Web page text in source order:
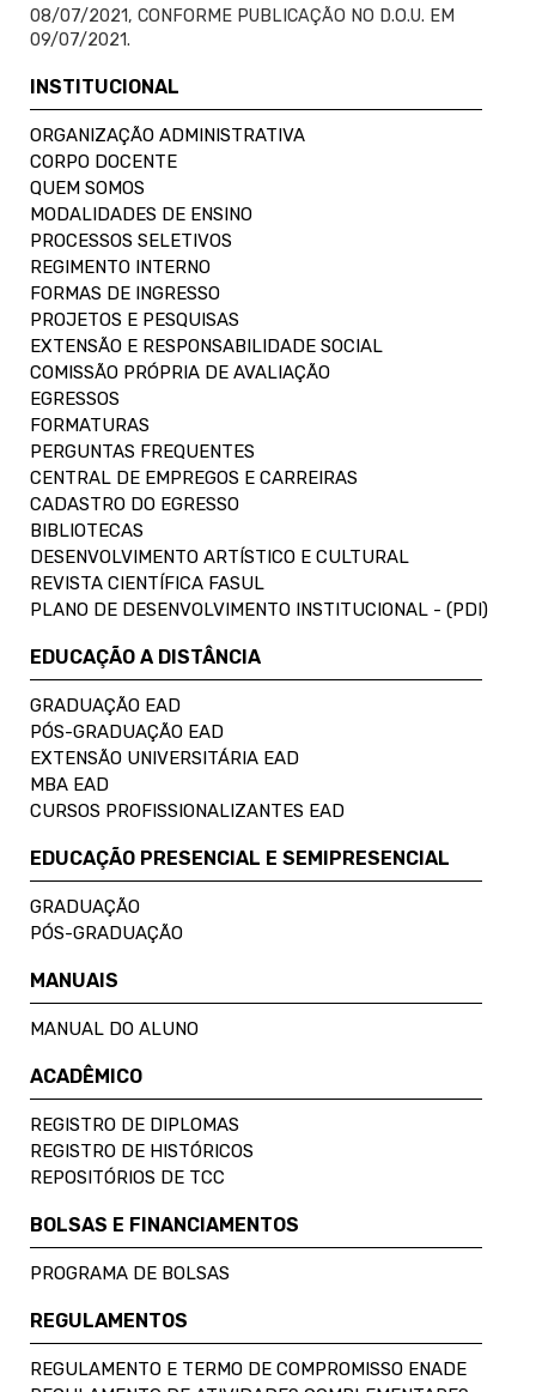
08/07/2021, CONFORME PUBLICAÇÃO NO D.O.U. EM
09/07/2021.
INSTITUCIONAL
ORGANIZAÇÃO ADMINISTRATIVA
CORPO DOCENTE
QUEM SOMOS
MODALIDADES DE ENSINO
PROCESSOS SELETIVOS
REGIMENTO INTERNO
FORMAS DE INGRESSO
PROJETOS E PESQUISAS
EXTENSÃO E RESPONSABILIDADE SOCIAL
COMISSÃO PRÓPRIA DE AVALIAÇÃO
EGRESSOS
FORMATURAS
PERGUNTAS FREQUENTES
CENTRAL DE EMPREGOS E CARREIRAS
CADASTRO DO EGRESSO
BIBLIOTECAS
DESENVOLVIMENTO ARTÍSTICO E CULTURAL
REVISTA CIENTÍFICA FASUL
PLANO DE DESENVOLVIMENTO INSTITUCIONAL - (PDI)
EDUCAÇÃO A DISTÂNCIA
GRADUAÇÃO EAD
PÓS-GRADUAÇÃO EAD
EXTENSÃO UNIVERSITÁRIA EAD
MBA EAD
CURSOS PROFISSIONALIZANTES EAD
EDUCAÇÃO PRESENCIAL E SEMIPRESENCIAL
GRADUAÇÃO
PÓS-GRADUAÇÃO
MANUAIS
MANUAL DO ALUNO
ACADÊMICO
REGISTRO DE DIPLOMAS
REGISTRO DE HISTÓRICOS
REPOSITÓRIOS DE TCC
BOLSAS E FINANCIAMENTOS
PROGRAMA DE BOLSAS
REGULAMENTOS
REGULAMENTO E TERMO DE COMPROMISSO ENADE